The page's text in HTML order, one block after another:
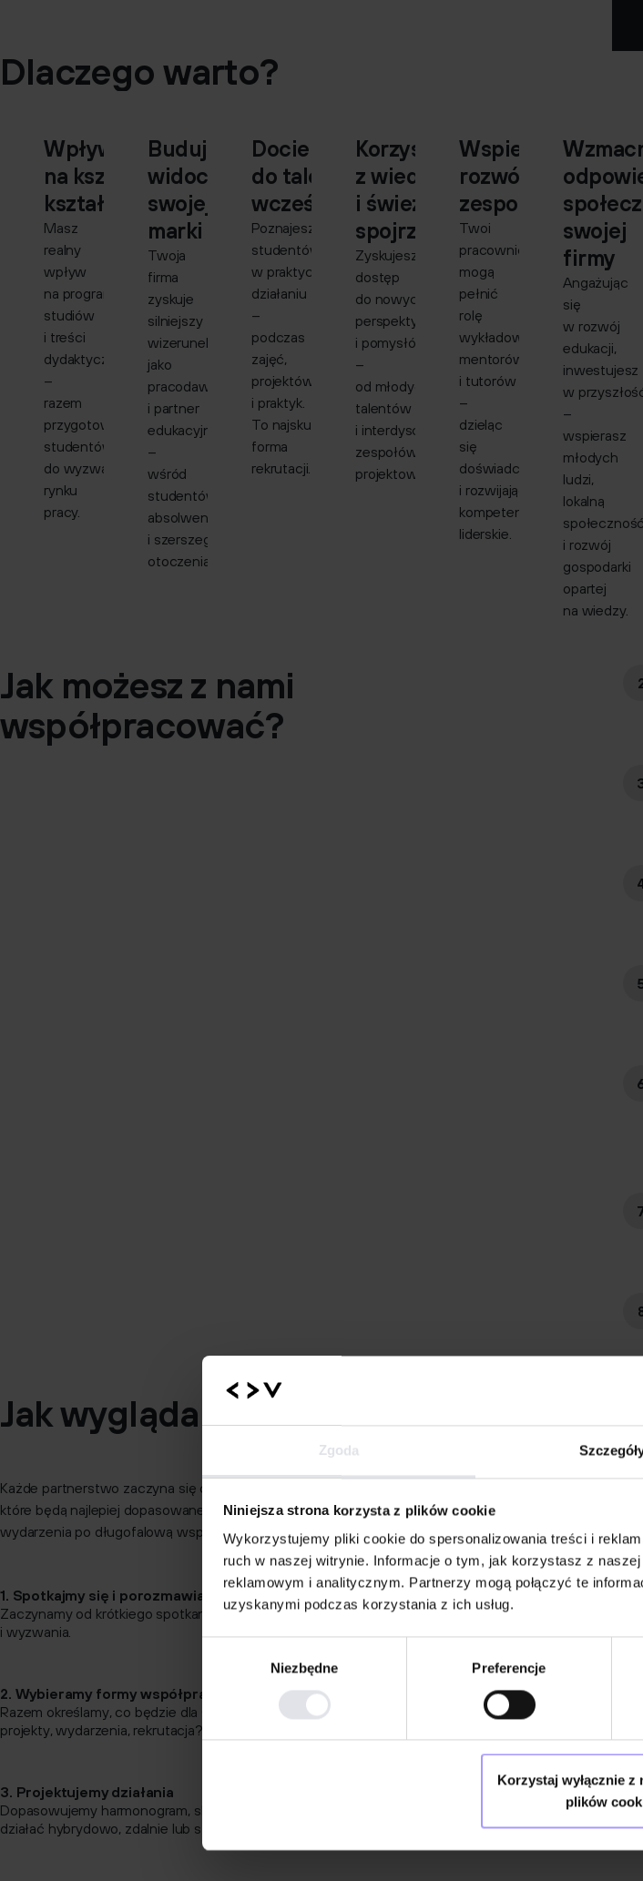
Zgoda
Niniejsza strona korzysta z plików cookie
Wykorzystujemy pliki cookie do spersonalizowania treści i
ruch w naszej witrynie. Informacje o tym, jak korzystasz z
reklamowym i analitycznym. Partnerzy mogą połączyć te
uzyskanymi podczas korzystania z ich usług.
Niezbędne Preferencje
Korzystaj wyłącznie z
plików
Dlaczego warto?
Wpływasz
na kształt
kształcenia
Masz
realny
wpływ
na programy
studiów
i treści
dydaktyczne
–
razem
przygotowujemy
studentów
do wyzwań
rynku
pracy.
Budujesz
widoczność
swojej
marki
Twoja
firma
zyskuje
silniejszy
wizerunek
jako
pracodawca
i partner
edukacyjny
–
wśród
studentów,
absolwentów
i szerszego
otoczenia.
Docierasz
do talentów
wcześniej
Poznajesz
studentów
w praktycznym
działaniu
–
podczas
zajęć,
projektów
i praktyk.
To najskuteczniejsza
forma
rekrutacji.
Korzystasz
z wiedzy
i świeżego
spojrzenia
Zyskujesz
dostęp
do nowych
perspektyw
i pomysłów
–
od młodych
talentów
i interdyscyplinarnych
zespołów
projektowych.
Wspierasz
rozwój
zespołu
Twoi
pracownicy
mogą
pełnić
rolę
wykładowców,
mentorów
i tutorów
–
dzieląc
się
doświadczeniem
i rozwijając
kompetencje
liderskie.
swojej
firmy
Angażując
się
w rozwój
edukacji,
inwestujesz
w
–
wspierasz
młodych
ludzi,
lokalną
społeczność
i rozwój
gospodarki
opartej
na wiedzy.
Jak możesz z nami
współpracować?
Jak wygląda współpraca?
Każde partnerstwo zaczyna się od rozmowy. Wspólnie wybieramy działania,
które będą najlepiej dopasowane do potrzeb Twojej firmy – od pojedynczego
wydarzenia po długofalową współpracę.
1. Spotkajmy się i porozmawiajmy
Zaczynamy od krótkiego spotkania, podczas którego poznajemy Twoje cele
i wyzwania.
2. Wybieramy formy współpracy
Razem określamy, co będzie dla Ciebie najbardziej wartościowe – zajęcia,
projekty, wydarzenia, rekrutacja?
3. Projektujemy działania
Dopasowujemy harmonogram, skład zespołów, miejsce działań. Możemy
działać hybrydowo, zdalnie lub stacjonarnie w CDV.